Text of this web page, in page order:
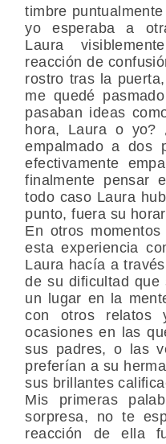
timbre
yo esperaba a
Laura
reacción de
rostro tras la
me quedé
pasaban ideas
hora, Laura o yo?
empalmado a dos
efectivamente
finalmente pensar
todo caso Laura
punto, fuera su
En otros
esta experiencia
Laura hacía a
de su dificultad que
un lugar en la
con otros relatos
ocasiones en las
sus padres, o las
preferían a su
sus brillantes
Mis primeras
sorpresa, no te
reacción de ella